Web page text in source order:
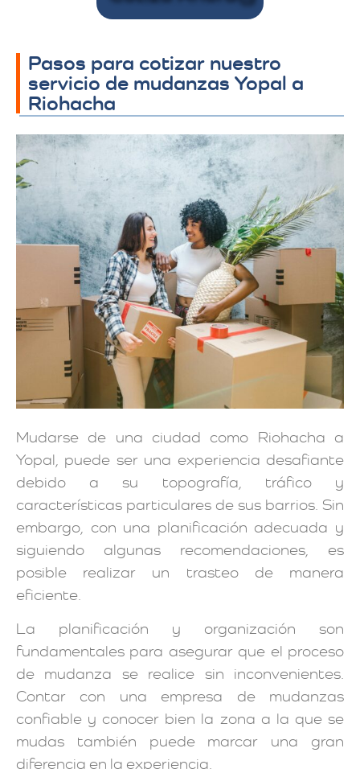
Pasos para cotizar nuestro
servicio de mudanzas Yopal a
Riohacha
Mudarse de una ciudad como Riohacha a
Yopal, puede ser una experiencia desafiante
debido a su topografía, tráfico y
características particulares de sus barrios. Sin
embargo, con una planificación adecuada y
siguiendo algunas recomendaciones, es
posible realizar un trasteo de manera
eficiente.
La planificación y organización son
fundamentales para asegurar que el proceso
de mudanza se realice sin inconvenientes.
Contar con una empresa de mudanzas
confiable y conocer bien la zona a la que se
mudas también puede marcar una gran
diferencia en la experiencia.